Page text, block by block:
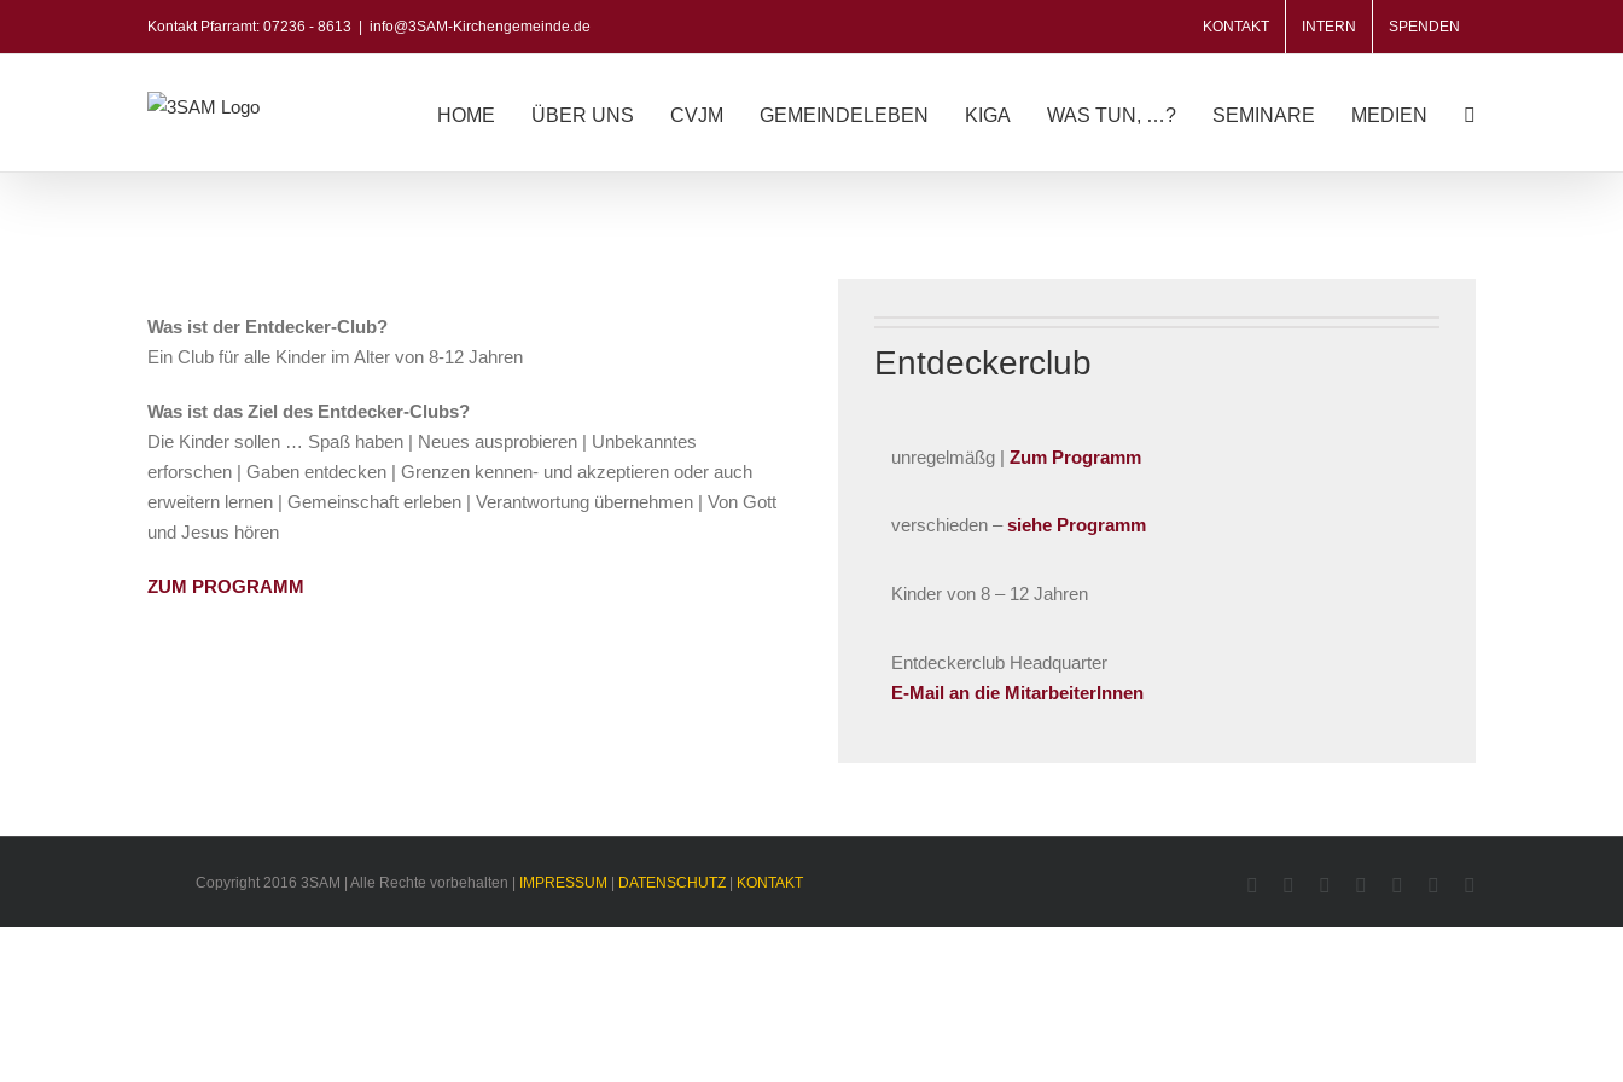
Kontakt Pfarramt: 07236 - 8613 info@3SAM-Kirchengemeinde.de KONTAKT INTERN SPENDEN
HOME ÜBER UNS CVJM GEMEINDELEBEN KIGA WAS TUN, …? SEMINARE MEDIEN
Was ist der Entdecker-Club?
Ein Club für alle Kinder im Alter von 8-12 Jahren
Was ist das Ziel des Entdecker-Clubs?
Die Kinder sollen … Spaß haben | Neues ausprobieren | Unbekanntes
erforschen | Gaben entdecken | Grenzen kennen- und akzeptieren oder auch
erweitern lernen | Gemeinschaft erleben | Verantwortung übernehmen | Von Gott
und Jesus hören
ZUM PROGRAMM
Entdeckerclub
unregelmäßg | Zum Programm
verschieden –siehe Programm
Kinder von 8 – 12 Jahren
Entdeckerclub Headquarter
E-Mail an die MitarbeiterInnen
Copyright 2016 3SAM | Alle Rechte vorbehalten | IMPRESSUM | DATENSCHUTZ | KONTAKT Facebook TwitterYouTubeInstagramPinterest